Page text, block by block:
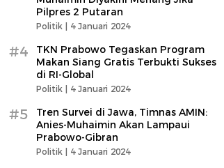
Pilpres 2 Putaran
Politik | 4 Januari 2024
#4
TKN Prabowo Tegaskan Program
Makan Siang Gratis Terbukti Sukses
di RI-Global
Politik | 4 Januari 2024
#5
Tren Survei di Jawa, Timnas AMIN:
Anies-Muhaimin Akan Lampaui
Prabowo-Gibran
Politik | 4 Januari 2024